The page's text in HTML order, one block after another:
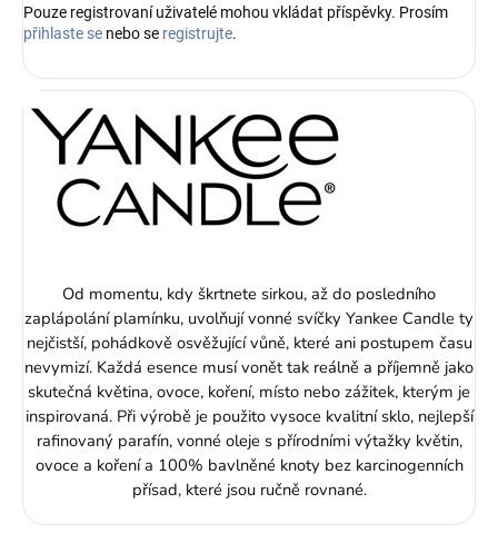
Pouze registrovaní uživatelé mohou vkládat příspěvky. Prosím
přihlaste se nebo se registrujte.
Od momentu, kdy škrtnete sirkou, až do posledního
zaplápolání plamínku, uvolňují vonné svíčky Yankee Candle ty
nejčistší, pohádkově osvěžující vůně, které ani postupem času
nevymizí. Každá esence musí vonět tak reálně a příjemně jako
skutečná květina, ovoce, koření, místo nebo zážitek, kterým je
inspirovaná. Při výrobě je použito vysoce kvalitní sklo, nejlepší
rafinovaný parafín, vonné oleje s přírodními výtažky květin,
ovoce a koření a 100% bavlněné knoty bez karcinogenních
přísad, které jsou ručně rovnané.